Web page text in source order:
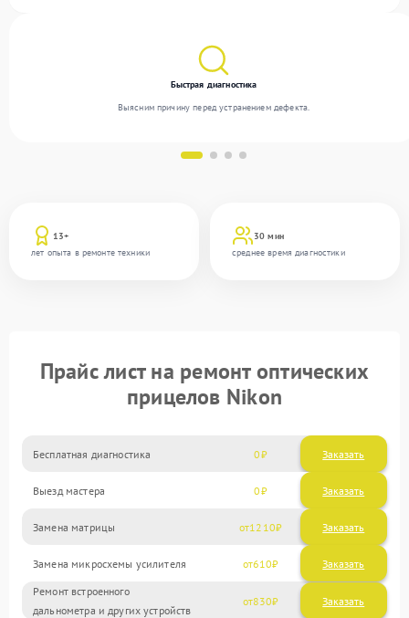
13+
лет опыта в ремонте техники
30 мин
среднее время диагностики
Быстрая диагностика
Выясним причину перед устранением дефекта.
Прайс лист на ремонт оптических
прицелов Nikon
Бесплатная диагностика 0 Заказать
Выезд мастера 0 Заказать
Замена матрицы 1210
Замена микросхемы усилителя 610
Ремонт встроенного
дальнометра и других устройств
830